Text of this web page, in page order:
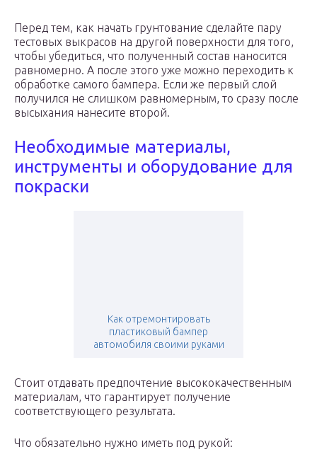
Перед тем, как начать грунтование сделайте пару
тестовых выкрасов на другой поверхности для того,
чтобы убедиться, что полученный состав наносится
равномерно. А после этого уже можно переходить к
обработке самого бампера. Если же первый слой
получился не слишком равномерным, то сразу после
высыхания нанесите второй.
Необходимые материалы,
инструменты и оборудование для
покраски
Как отремонтировать
пластиковый бампер
автомобиля своими руками
Стоит отдавать предпочтение высококачественным
материалам, что гарантирует получение
соответствующего результата.
Что обязательно нужно иметь под рукой: